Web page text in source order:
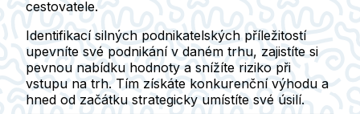
cestovatele.
Identifikací silných podnikatelských příležitostí
upevníte své podnikání v daném trhu, zajistíte si
pevnou nabídku hodnoty a snížíte riziko při
vstupu na trh. Tím získáte konkurenční výhodu a
hned od začátku strategicky umístíte své úsilí.